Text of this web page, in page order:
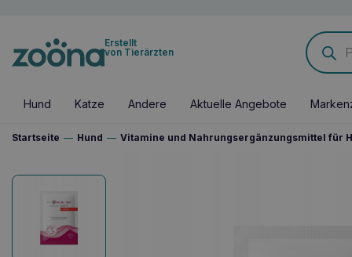
Erstellt
von Tierärzten
Products
search
Hund Katze Andere Aktuelle Angebote
Startseite — Hund — Vitamine und Nahrungsergänzungsmittel für